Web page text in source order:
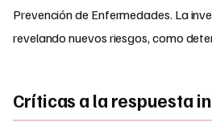
Prevención de Enfermedades. La
revelando nuevos riesgos, como
Críticas a la respuesta